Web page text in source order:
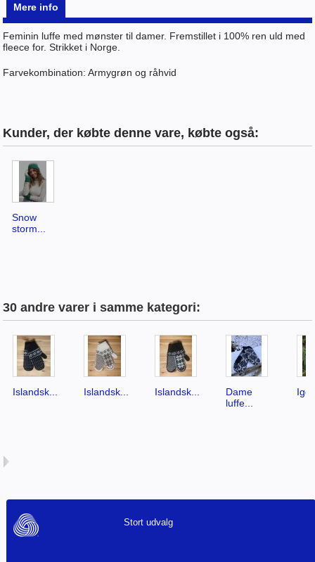
Mere info
Feminin luffe med mønster til damer. Fremstillet i 100% ren uld med
fleece for. Strikket i Norge.
Farvekombination: Armygrøn og råhvid
Kunder, der købte denne vare, købte også:
Snow
storm...
30 andre varer i samme kategori:
Islandsk... Islandsk... Islandsk...
Dame
luffe...
Stort udvalg